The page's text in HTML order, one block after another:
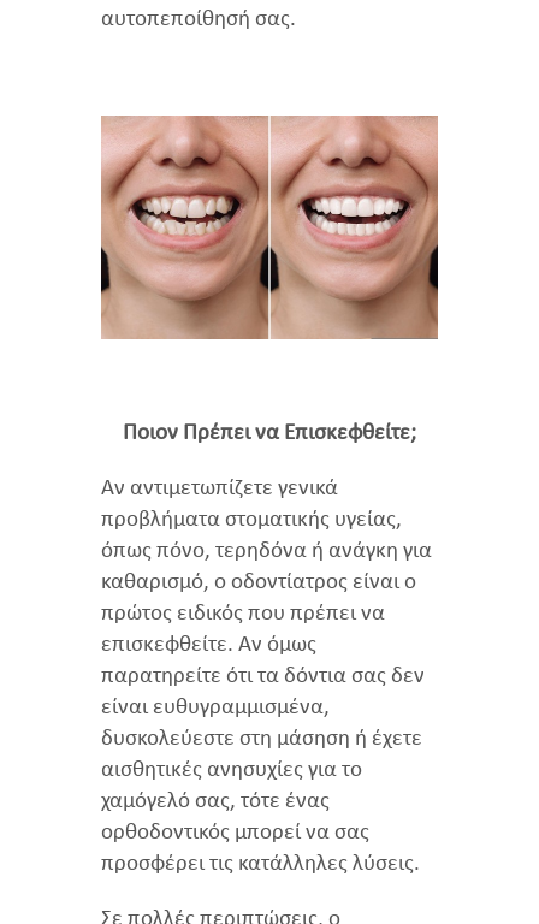
αυτοπεποίθησή σας.
Ποιον Πρέπει να Επισκεφθείτε;
Αν αντιμετωπίζετε γενικά
προβλήματα στοματικής υγείας,
όπως πόνο, τερηδόνα ή ανάγκη για
καθαρισμό, ο οδοντίατρος είναι ο
πρώτος ειδικός που πρέπει να
επισκεφθείτε. Αν όμως
παρατηρείτε ότι τα δόντια σας δεν
είναι ευθυγραμμισμένα,
δυσκολεύεστε στη μάσηση ή έχετε
αισθητικές ανησυχίες για το
χαμόγελό σας, τότε ένας
ορθοδοντικός μπορεί να σας
προσφέρει τις κατάλληλες λύσεις.